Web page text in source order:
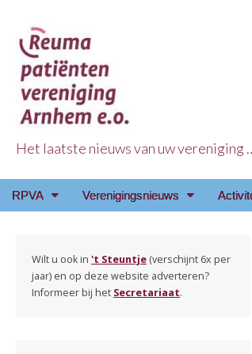
Reuma
Het laatste nieuws van uw vereniging
Main
Skip
RPVA Verenigingsnieuws
Wilt u ook in 't Steuntje (verschijnt 6x per
jaar) en op deze website adverteren?
Informeer bij het Secretariaat.